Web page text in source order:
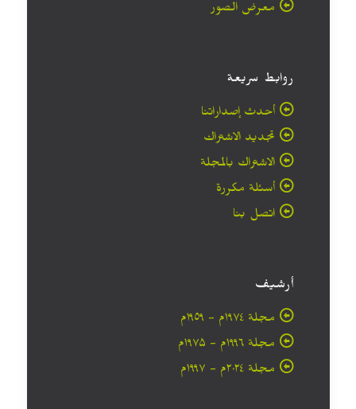
معرض الصور
روابط سريعة
أحدث إصداراتنا
تجديد الاشتراك
الاشتراك بالمجلة
أسئلة مكررة
اتصل بنا
أرشيف
مجلة ۱۹۷٤م - ١٩٥٩م
مجلة ۱۹۹٦م - ۱۹۷۵م
مجلة ۲۰۲٤م - ۱۹۹۷م